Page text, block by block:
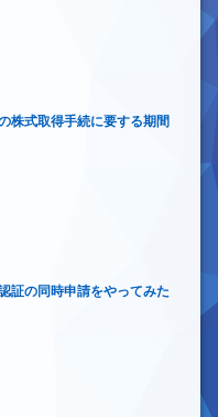
株式取得手続に要する期間
証の同時申請をやってみた